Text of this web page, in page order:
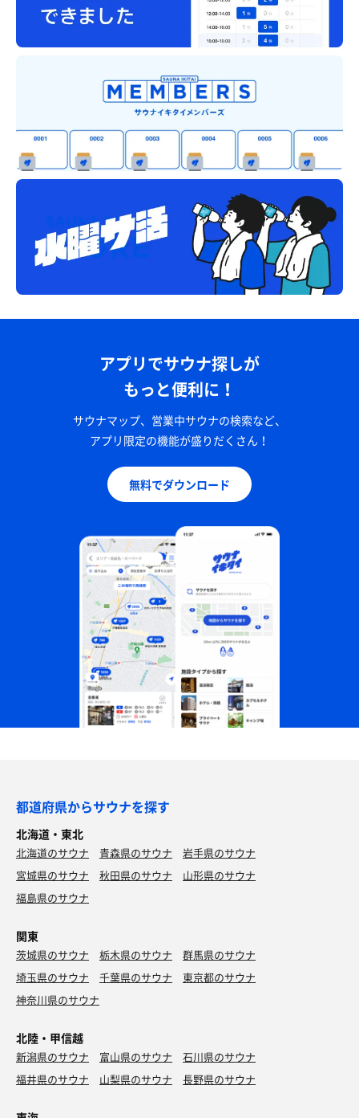
アプリでサウナ探しが
もっと便利に！
サウナマップ、営業中サウナの検索など、
アプリ限定の機能が盛りだくさん！
無料でダウンロード
都道府県からサウナを探す
北海道・東北
北海道のサウナ 青森県のサウナ
岩手県のサウナ
宮城県のサウナ
秋田県のサウナ
山形県のサウナ
福島県のサウナ
関東
茨城県のサウナ 栃木県のサウナ
群馬県のサウナ
埼玉県のサウナ
千葉県のサウナ
東京都のサウナ
神奈川県のサウナ
北陸・甲信越
新潟県のサウナ 富山県のサウナ
石川県のサウナ
福井県のサウナ
山梨県のサウナ 長野県のサウナ